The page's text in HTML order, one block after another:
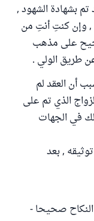
تم بشهادة الشهود ,
وإن كنتِ أنتِ من
على مذهب
طريق الولي .
أن العقد لم
الذي تم على
في الجهات
, بعد
صحيحا -